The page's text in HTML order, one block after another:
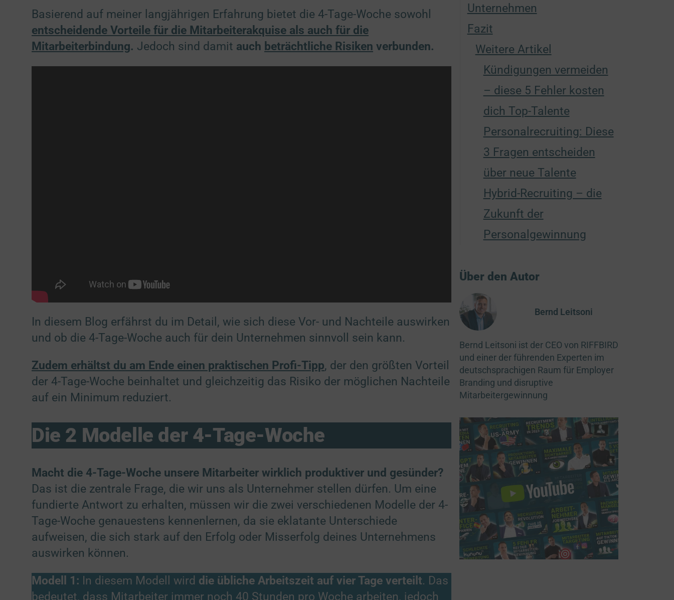
Basierend auf meiner langjährigen Erfahrung bietet die 4-Tage-Woche sowohl
entscheidende Vorteile für die Mitarbeiterakquise als auch für die
Mitarbeiterbindung. Jedoch sind damit auch beträchtliche Risiken verbunden.
In diesem Blog erfährst du im Detail, wie sich diese Vor- und Nachteile auswirken
und ob die 4-Tage-Woche auch für dein Unternehmen sinnvoll sein kann.
Zudem erhältst du am Ende einen praktischen Profi-Tipp, der den größten Vorteil
der 4-Tage-Woche beinhaltet und gleichzeitig das Risiko der möglichen Nachteile
auf ein Minimum reduziert.
Die 2 Modelle der 4-Tage-Woche
Macht die 4-Tage-Woche unsere Mitarbeiter wirklich produktiver und gesünder?
Das ist die zentrale Frage, die wir uns als Unternehmer stellen dürfen. Um eine
fundierte Antwort zu erhalten, müssen wir die zwei verschiedenen Modelle der 4-
Tage-Woche genauestens kennenlernen, da sie eklatante Unterschiede
aufweisen, die sich stark auf den Erfolg oder Misserfolg deines Unternehmens
auswirken können.
Modell 1: In diesem Modell wird die übliche Arbeitszeit auf vier Tage verteilt. Das
bedeutet, dass Mitarbeiter immer noch 40 Stunden pro Woche arbeiten, jedoch
Unternehmen
Fazit
Weitere Artikel
Kündigungen vermeiden
– diese 5 Fehler kosten
dich Top-Talente
Personalrecruiting: Diese
3 Fragen entscheiden
über neue Talente
Hybrid-Recruiting – die
Zukunft der
Personalgewinnung
Über den Autor
Bernd Leitsoni
Bernd Leitsoni ist der CEO von RIFFBIRD
und einer der führenden Experten im
deutschsprachigen Raum für Employer
Branding und disruptive
Mitarbeitergewinnung